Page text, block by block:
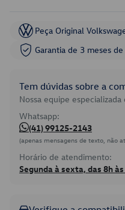
Peça Original
Garantia de 3 meses
Tem dúvidas sobre a
Nossa equipe
Whatsapp:
(41) 99125-2143
(apenas mensagens de texto, não
Horário de atendimento:
Segunda à sexta, das 8h